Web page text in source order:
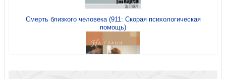
Мысли о самоубийстве (911: Скорая психологическая
помощь)
Смерть близкого человека (911: Скорая психологическая
помощь)